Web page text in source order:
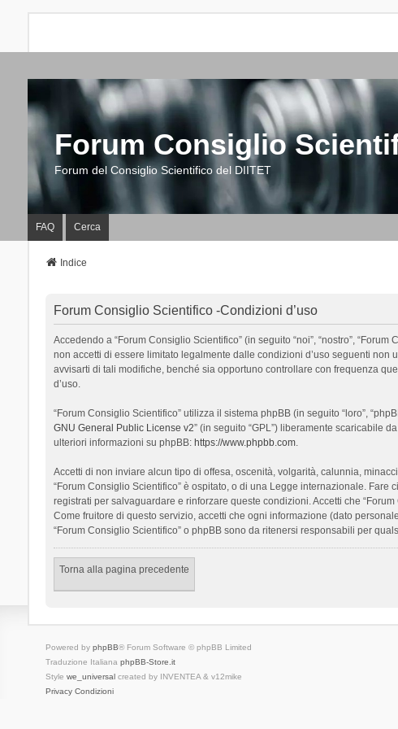
Forum Consiglio
Forum del Consiglio Scientifico del DIITET
FAQ Cerca
Indice
Forum Consiglio Scientifico -Condizioni d’uso
Accedendo a “Forum Consiglio Scientifico” (in seguito “noi”, “nostro”,
non accetti di essere limitato legalmente dalle condizioni d’uso seguenti non
avvisarti di tali modifiche, benché sia opportuno controllare con frequenza
d’uso.
“Forum Consiglio Scientifico” utilizza il sistema phpBB (in seguito “loro”,
GNU General Public License v2” (in seguito “GPL”) liberamente scaricabile da
ulteriori informazioni su phpBB: https://www.phpbb.com.
Accetti di non inviare alcun tipo di offesa, oscenità, volgarità, calunnia,
“Forum Consiglio Scientifico” è ospitato, o di una Legge internazionale.
registrati per salvaguardare e rinforzare queste condizioni. Accetti che
Come fruitore di questo servizio, accetti che ogni informazione (dato
“Forum Consiglio Scientifico” o phpBB sono da ritenersi responsabili per
Torna alla pagina precedente
Powered by phpBB® Forum Software © phpBB Limited
Traduzione Italiana phpBB-Store.it
Style we_universalcreated by INVENTEA & v12mike
Privacy Condizioni